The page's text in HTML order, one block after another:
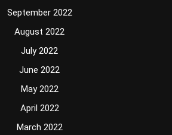
September 2022
August 2022
July 2022
June 2022
May 2022
April 2022
March 2022